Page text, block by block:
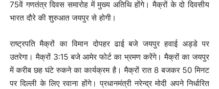
75वें गणतंत्र दिवस समारोह में मुख्य अतिथि होंगे। मैक्रों के दो दिवसीय
भारत दौरे की शुरुआत जयपुर से होगी।
राष्ट्रपति मैक्रों का विमान दोपहर ढाई बजे जयपुर हवाई अड्डे पर
उतरेगा। मैक्रों 3:15 बजे आमेर फोर्ट का भ्रमण करेंगे। मैक्रों का जयपुर
में करीब छह घंटे रुकने का कार्यक्रम है। मैक्रों रात 8 बजकर 50 मिनट
पर दिल्ली के लिए रवाना होंगे। प्रधानमंत्री नरेन्द्र मोदी अपने निर्धारित